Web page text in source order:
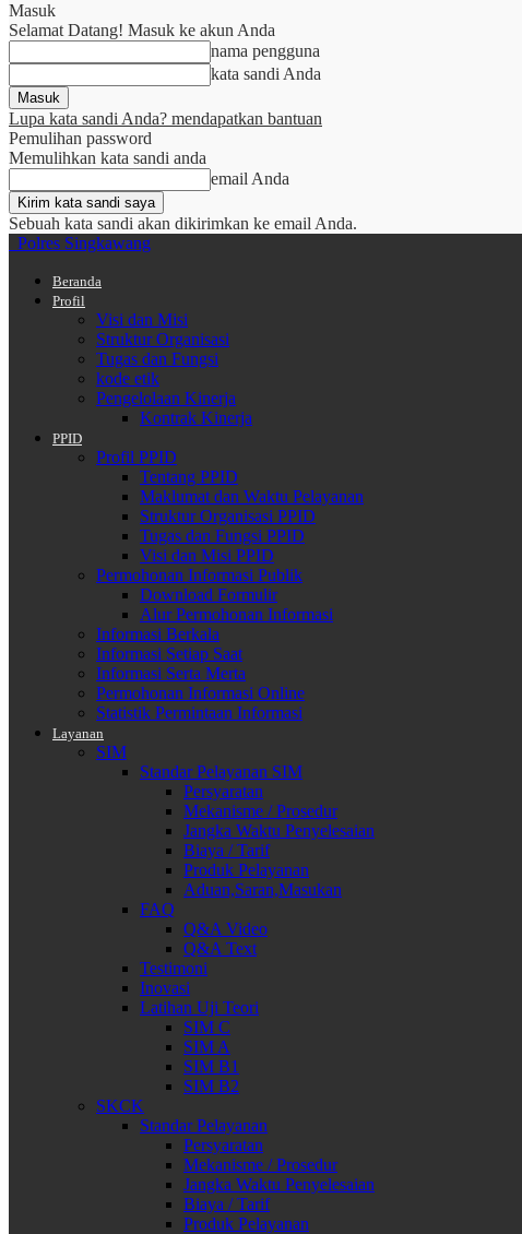
Masuk
Selamat Datang! Masuk ke akun Anda
nama pengguna
kata sandi Anda
Lupa kata sandi Anda? mendapatkan bantuan
Pemulihan password
Memulihkan kata sandi anda
email Anda
Sebuah kata sandi akan dikirimkan ke email Anda.
Polres Singkawang
Beranda
Profil
Visi dan Misi
Struktur Organisasi
Tugas dan Fungsi
kode etik
Pengelolaan Kinerja
Kontrak Kinerja
PPID
Profil PPID
Tentang PPID
Maklumat dan Waktu Pelayanan
Struktur Organisasi PPID
Tugas dan Fungsi PPID
Visi dan Misi PPID
Permohonan Informasi Publik
Download Formulir
Alur Permohonan Informasi
Informasi Berkala
Informasi Setiap Saat
Informasi Serta Merta
Permohonan Informasi Online
Statistik Permintaan Informasi
Layanan
SIM
Standar Pelayanan SIM
Persyaratan
Mekanisme / Prosedur
Jangka Waktu Penyelesaian
Biaya / Tarif
Produk Pelayanan
Aduan,Saran,Masukan
FAQ
Q&A Video
Q&A Text
Testimoni
Inovasi
Latihan Uji Teori
SIM C
SIM A
SIM B1
SIM B2
SKCK
Standar Pelayanan
Persyaratan
Mekanisme / Prosedur
Jangka Waktu Penyelesaian
Biaya / Tarif
Produk Pelayanan